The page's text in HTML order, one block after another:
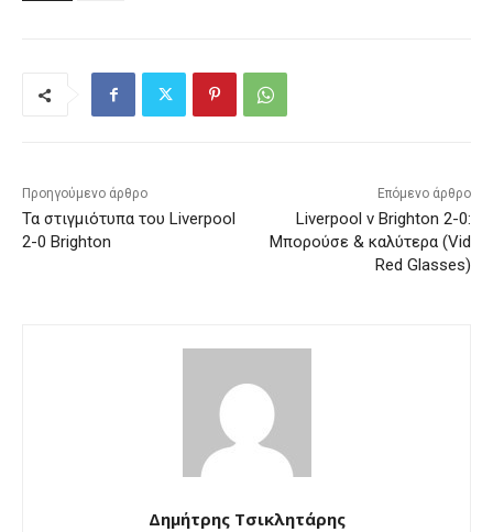
Προηγούμενο άρθρο
Τα στιγμιότυπα του Liverpool
2-0 Brighton
Επόμενο άρθρο
Liverpool v Brighton 2-0:
Μπορούσε & καλύτερα (Vid
Red Glasses)
Δημήτρης Τσικλητάρης